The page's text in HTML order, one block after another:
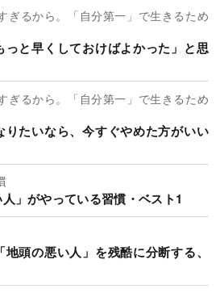
ぎるから。「自分第一」で生きるため
っと早くしておけばよかった」と思
ぎるから。「自分第一」で生きるため
りたいなら、今すぐやめた方がいい
人」がやっている習慣・ベスト1
地頭の悪い人」を残酷に分断する、